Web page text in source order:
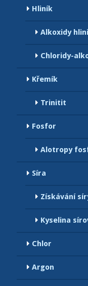
Hliník
Alkoxidy
Chloridy-
Křemík
Trinitit
Fosfor
Alotropy
Síra
Získávání
Kyselina
Chlor
Argon